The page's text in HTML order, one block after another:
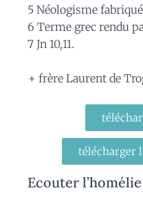
5 Néologisme
6 Terme grec rendu
7 Jn 10,11.
+ frère Laurent de
télécharger
Ecouter l’homélie